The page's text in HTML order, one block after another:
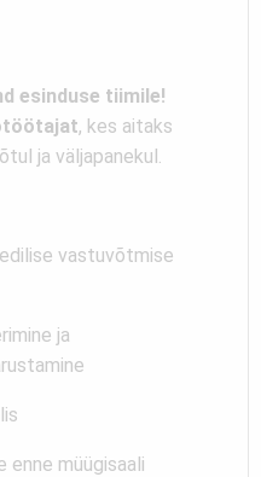
esinduse tiimile!
, kes aitaks
ja väljapanekul.
vastuvõtmise
ja
müügisaali